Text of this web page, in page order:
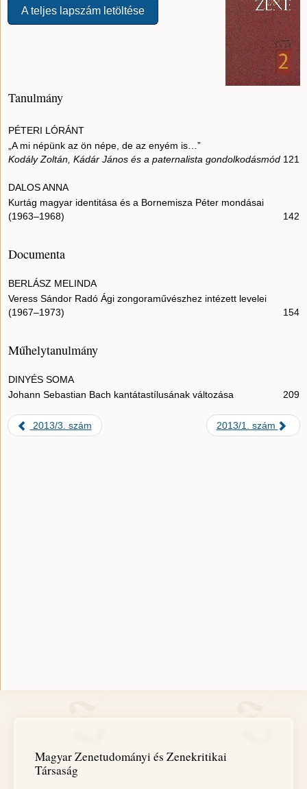
A teljes lapszám letöltése
Tanulmány
PÉTERI LÓRÁNT
„A mi népünk az ön népe, de az enyém is…”
Kodály Zoltán, Kádár János és a paternalista gondolkodásmód 121
DALOS ANNA
Kurtág magyar identitása és a Bornemisza Péter mondásai
(1963–1968)
142
Documenta
BERLÁSZ MELINDA
Veress Sándor Radó Ági zongoraművészhez intézett levelei
(1967–1973)
154
Műhelytanulmány
DINYÉS SOMA
Johann Sebastian Bach kantátastílusának változása
209
2013/3. szám 2013/1. szám
Magyar Zenetudományi és Zenekritikai
Társaság